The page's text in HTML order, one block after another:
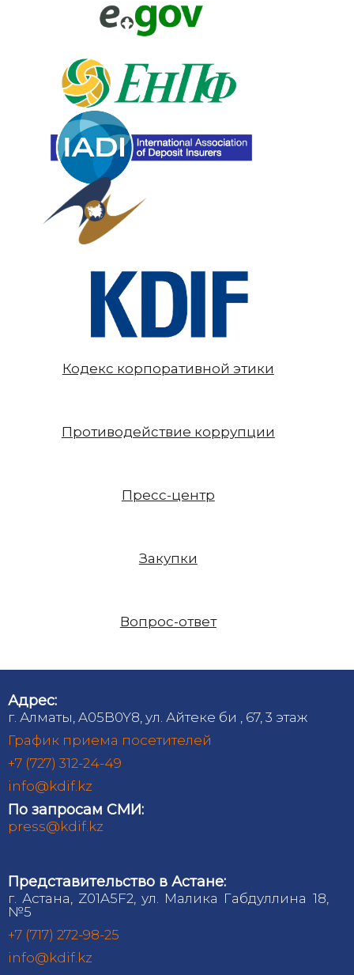
Кодекс корпоративной этики
Противодействие коррупции
Пресс-центр
Закупки
Вопрос-ответ
Адрес:
г. Алматы, A05B0Y8, ул. Айтеке би , 67, 3 этаж
График приема посетителей
+7 (727) 312-24-49
info@kdif.kz
По запросам СМИ:
press@kdif.kz
Представительство в Астане:
г. Астана, Z01A5F2, ул. Малика Габдуллина 18,
№5
+7 (717) 272-98-25
info@kdif.kz